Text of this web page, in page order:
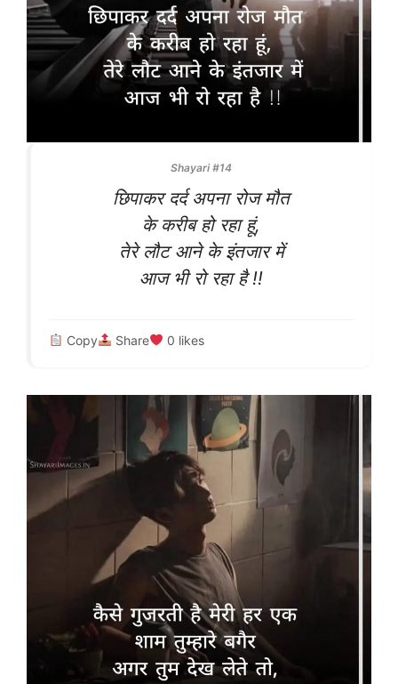
Shayari #14
छिपाकर दर्द अपना रोज मौत
के करीब हो रहा हूं,
तेरे लौट आने के इंतजार में
आज भी रो रहा है !!
Copy Share 0 likes